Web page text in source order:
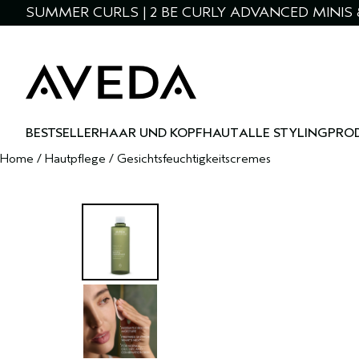
SUMMER CURLS | 2 BE CURLY ADVANCED
BESTSELLERHAAR UND KOPFHAUTALLE
Home / Hautpflege / Gesichtsfeuchtigkeitscremes